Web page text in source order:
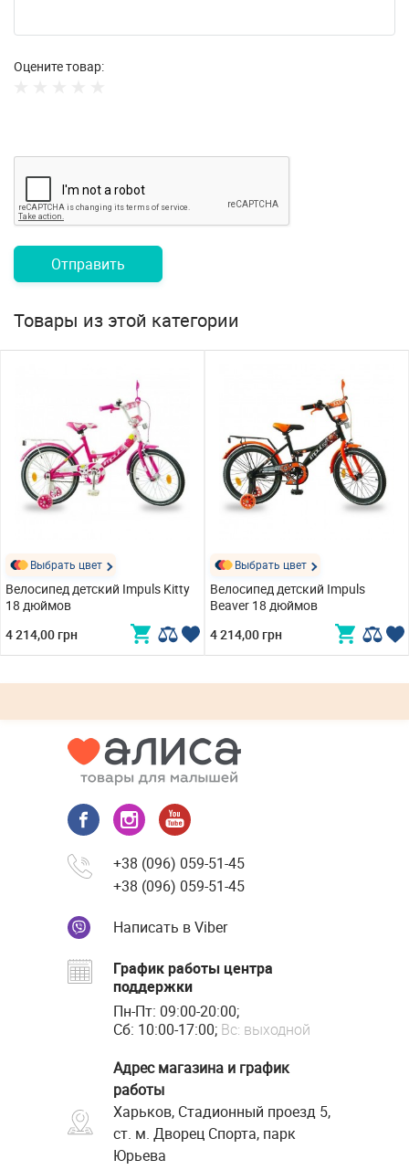
Оцените товар:
Отправить
Товары из этой категории
Выбрать цвет
Велосипед детский Impuls Kitty
18 дюймов
4 214,00 грн
Выбрать цвет
Велосипед детский Impuls
Beaver 18 дюймов
4 214,00 грн
+38 (096) 059-51-45
+38 (096) 059-51-45
Написать в Viber
График работы центра
поддержки
Пн-Пт: 09:00-20:00;
Сб: 10:00-17:00; Вс: выходной
Адрес магазина и график
работы
Харьков, Стадионный проезд 5,
ст. м. Дворец Спорта, парк
Юрьева